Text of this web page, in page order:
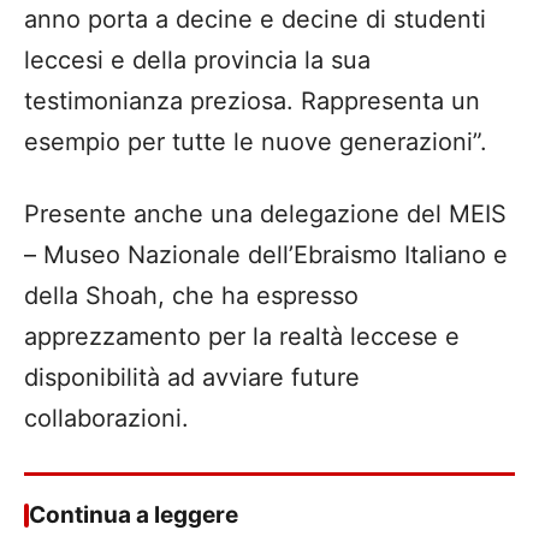
anno porta a decine e decine di studenti
leccesi e della provincia la sua
testimonianza preziosa. Rappresenta un
esempio per tutte le nuove generazioni”.
Presente anche una delegazione del MEIS
– Museo Nazionale dell’Ebraismo Italiano e
della Shoah, che ha espresso
apprezzamento per la realtà leccese e
disponibilità ad avviare future
collaborazioni.
Continua a leggere